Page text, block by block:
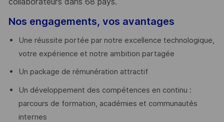
collaborateurs dans 68 pays.
Nos engagements, vos avantages
Une réussite portée par notre excellence technologique,
votre expérience et notre ambition partagée
Un package de rémunération attractif
Un développement des compétences en continu :
parcours de formation, académies et communautés
internes